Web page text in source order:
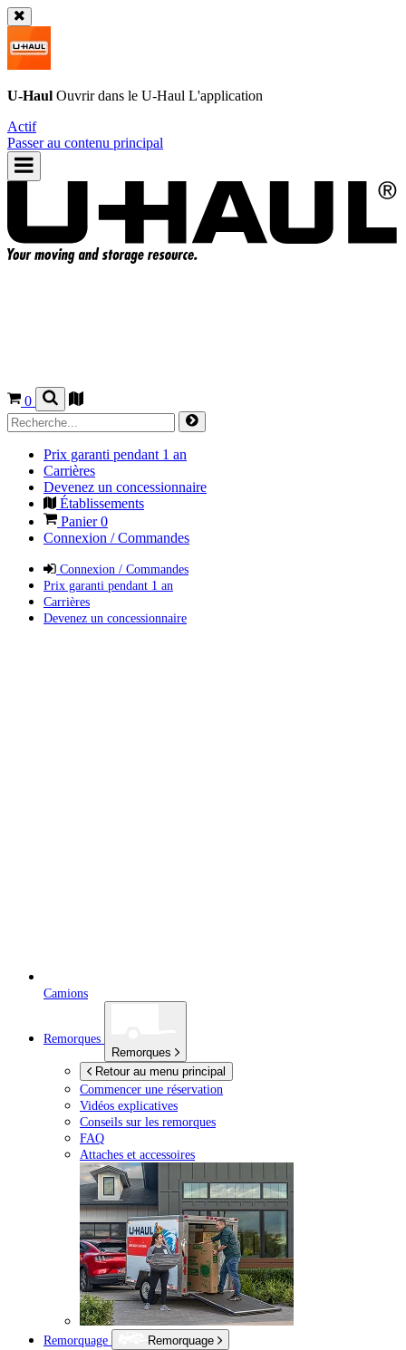
U-Haul Ouvrir dans le U-Haul L'application
Actif
Passer au contenu principal
0
Prix garanti pendant 1 an
Carrières
Devenez un concessionnaire
Établissements
Panier0
Connexion / Commandes
Connexion / Commandes
Prix garanti pendant 1 an
Carrières
Devenez un concessionnaire
Camions
Remorques
Remorques
Retour au menu principal
Commencer une réservation
Vidéos explicatives
Conseils sur les remorques
FAQ
Attaches et accessoires
Remorquage
Remorquage